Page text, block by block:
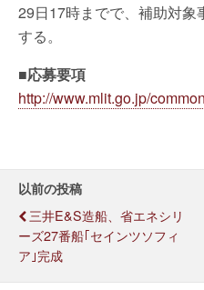
29日17時までで、補助対象
する。
■応募要項
http://www.mlit.go.jp/
以前の投稿
三井E&S造船、省エネシリ
ーズ27番船｢セインツソフィ
ア｣完成